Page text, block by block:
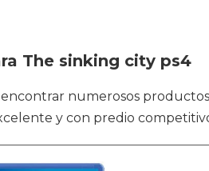
The sinking city ps4
numerosos
y con predio